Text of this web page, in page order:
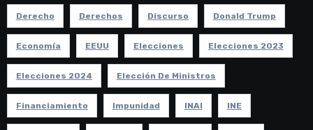
Derecho Derechos Discurso Donald Trump
Economía EEUU Elecciones Elecciones 2023
Elecciones 2024 Elección De Ministros
Financiamiento Impunidad INAI INE